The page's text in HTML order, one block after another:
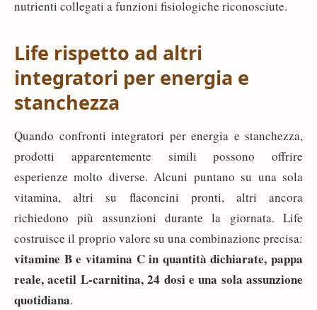
nutrienti collegati a funzioni fisiologiche riconosciute.
Life rispetto ad altri
integratori per energia e
stanchezza
Quando confronti integratori per energia e stanchezza,
prodotti apparentemente simili possono offrire
esperienze molto diverse. Alcuni puntano su una sola
vitamina, altri su flaconcini pronti, altri ancora
richiedono più assunzioni durante la giornata. Life
costruisce il proprio valore su una combinazione precisa:
vitamine B e vitamina C in quantità dichiarate, pappa
reale, acetil L-carnitina, 24 dosi e una sola assunzione
quotidiana.